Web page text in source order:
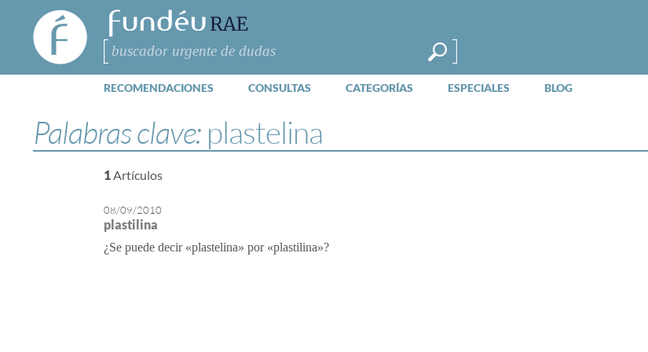
FundéuRAE
- Fundación
del Español
Urgente
Buscar
RECOMENDACIONES CONSULTAS CATEGORÍAS ESPECIALES BLOG
Palabras clave: plastelina
1Artículos
08/09/2010
plastilina
¿Se puede decir «plastelina» por «plastilina»?